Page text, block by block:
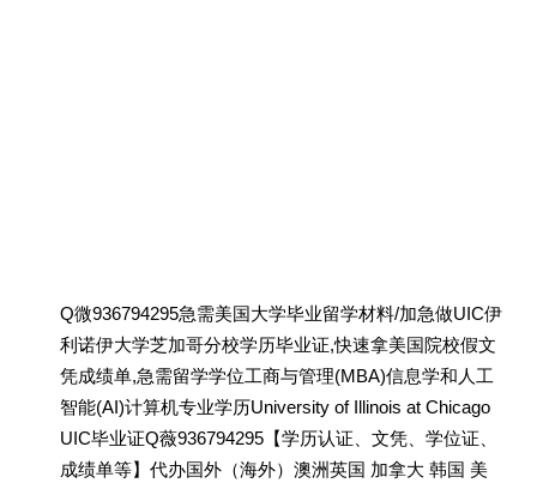
Q微936794295急需美国大学毕业留学材料/加急做UIC伊
利诺伊大学芝加哥分校学历毕业证,快速拿美国院校假文
凭成绩单,急需留学学位工商与管理(MBA)信息学和人工
智能(AI)计算机专业学历University of Illinois at Chicago
UIC毕业证Q薇936794295【学历认证、文凭、学位证、
成绩单等】代办国外（海外）澳洲英国 加拿大 韩国 美